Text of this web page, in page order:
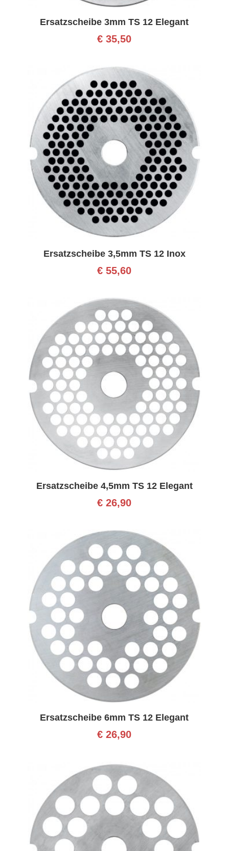
Ersatzscheibe 3mm TS 12 Elegant
€ 35,50
Ersatzscheibe 3,5mm TS 12 Inox
€ 55,60
Ersatzscheibe 4,5mm TS 12 Elegant
€ 26,90
Ersatzscheibe 6mm TS 12 Elegant
€ 26,90